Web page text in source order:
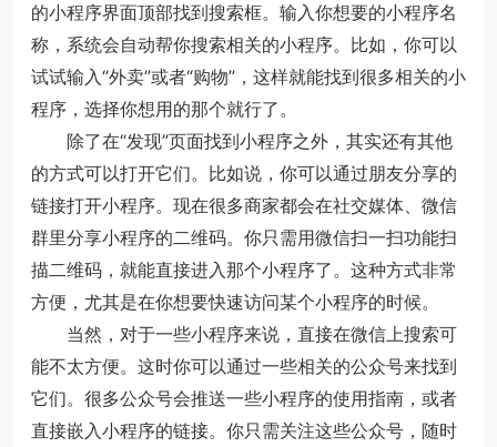
的小程序界面顶部找到搜索框。输入你想要的小程序名
称，系统会自动帮你搜索相关的小程序。比如，你可以
试试输入“外卖”或者“购物”，这样就能找到很多相关的小
程序，选择你想用的那个就行了。
除了在“发现”页面找到小程序之外，其实还有其他
的方式可以打开它们。比如说，你可以通过朋友分享的
链接打开小程序。现在很多商家都会在社交媒体、微信
群里分享小程序的二维码。你只需用微信扫一扫功能扫
描二维码，就能直接进入那个小程序了。这种方式非常
方便，尤其是在你想要快速访问某个小程序的时候。
当然，对于一些小程序来说，直接在微信上搜索可
能不太方便。这时你可以通过一些相关的公众号来找到
它们。很多公众号会推送一些小程序的使用指南，或者
直接嵌入小程序的链接。你只需关注这些公众号，随时